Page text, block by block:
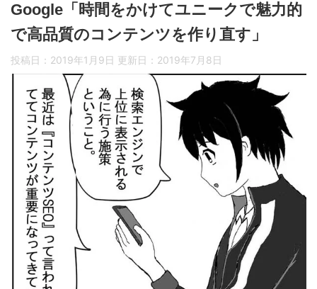
Google「時間をかけてユニークで魅力的
で高品質のコンテンツを作り直す」
投稿日：2019年1月9日 更新日： 2019年7月8日